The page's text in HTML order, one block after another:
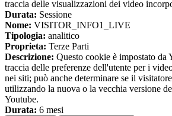
traccia delle visualizzazioni dei video
Durata: Sessione
Nome: VISITOR_INFO1_LIVE
Tipologia: analitico
Proprieta: Terze Parti
Descrizione: Questo cookie è impostato da
traccia delle preferenze dell'utente per i
nei siti; può anche determinare se il
utilizzando la nuova o la vecchia versione
Youtube.
Durata: 6 mesi